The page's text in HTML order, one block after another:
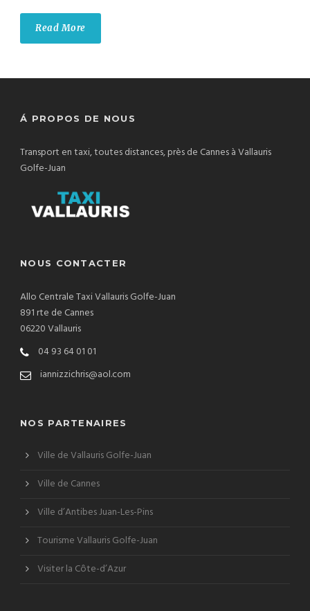
Read More
Á PROPOS DE NOUS
Transport en taxi, toutes distances, près de Cannes à Vallauris
Golfe-Juan
NOUS CONTACTER
Allo Centrale Taxi Vallauris Golfe-Juan
891 rte de Cannes
06220 Vallauris
04 93 64 01 01
iannizzichris@aol.com
NOS PARTENAIRES
Ville de Vallauris Golfe-Juan
Ville de Cannes
Ville d’Antibes Juan-Les-Pins
Tourisme Vallauris Golfe-Juan
Visiter la Côte-d’Azur